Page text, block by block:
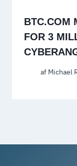
BTC.COM
FOR 3
af Michael